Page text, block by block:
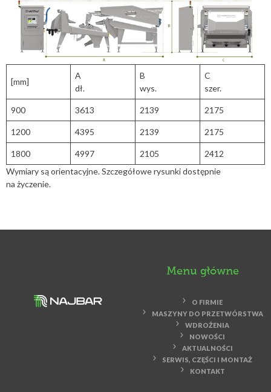
[mm]
A
dł.
B
wys.
C
szer.
900 3613 2139 2175
1200 4395 2139 2175
1800 4997 2105
2412
Wymiary są orientacyjne. Szczegółowe rysunki dostępnie
na życzenie.
Menu główne
O FIRMIE
MASZYNY DO PRZETWÓRSTWA
WDROŻENIA
NOWOŚCI
AKTUALNOŚCI
SERWIS, CZĘŚCI I MONTAŻ
KONTAKT